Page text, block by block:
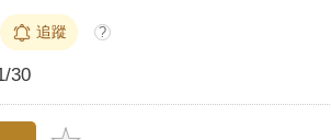
追蹤 ?
30